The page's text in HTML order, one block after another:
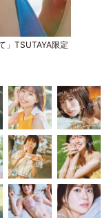
」TSUTAYA限定